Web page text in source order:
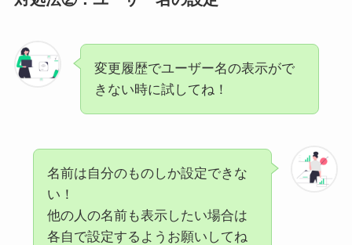
変更履歴でユーザー名の表示がで
きない時に試してね！
名前は自分のものしか設定できな
い！
他の人の名前も表示したい場合は
各自で設定するようお願いしてね